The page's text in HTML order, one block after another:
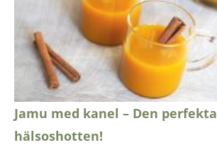
Jamu med kanel – Den perfekta
hälsoshotten!